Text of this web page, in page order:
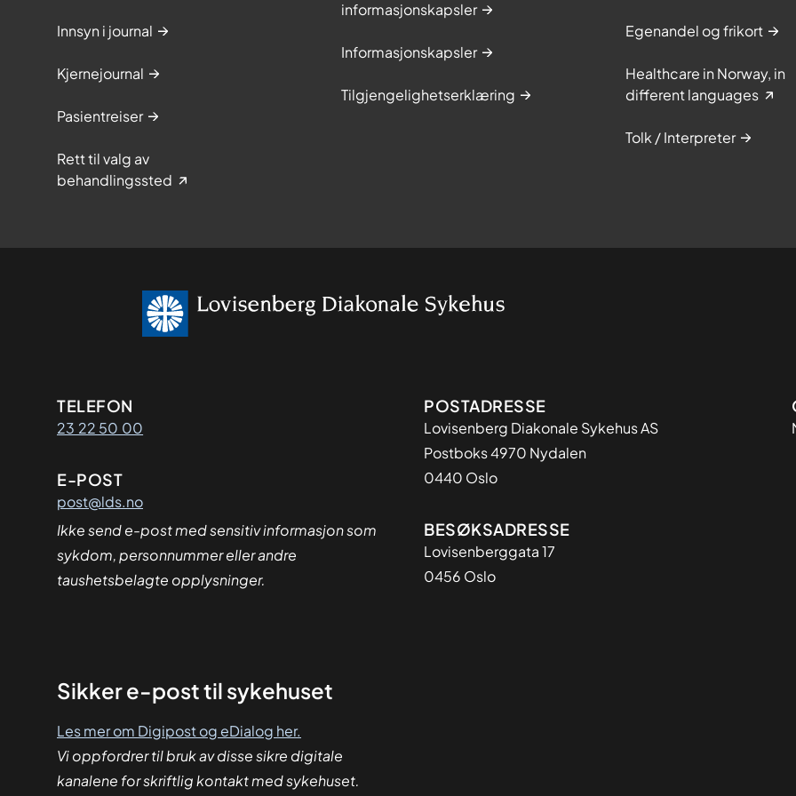
Innsyn i journal
Kjernejournal
Pasientreiser
Rett til valg av
behandlingssted
informasjonskapsler
Informasjonskapsler
Tilgjengelighetserklæring
Egenandel og frikort
Healthcare in Norway, in
different languages
Tolk / Interpreter
Kontaktinformasjon
TELEFON
23 22 50 00
E-POST
post@lds.no
Ikke send e-post med sensitiv informasjon som
sykdom, personnummer eller andre
taushetsbelagte opplysninger.
Sikker
Sikker e-post til sykehuset
Les mer om Digipost og eDialog her.
Vi oppfordrer til bruk av disse sikre digitale
kanalene for skriftlig kontakt med sykehuset.
Adresse
POSTADRESSE
Lovisenberg Diakonale Sykehus AS
Postboks 4970 Nydalen
0440 Oslo
BESØKSADRESSE
Lovisenberggata 17
0456 Oslo